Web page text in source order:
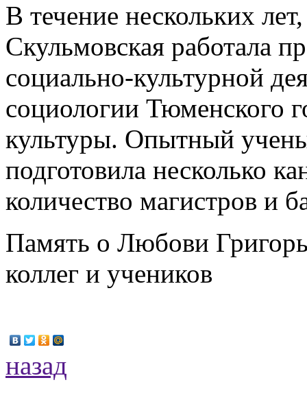
В течение нескольких
Скульмовская работала
социально-культурной
социологии Тюменского
культуры. Опытный
подготовила несколько
количество магистров и
Память о Любови
коллег и учеников
назад